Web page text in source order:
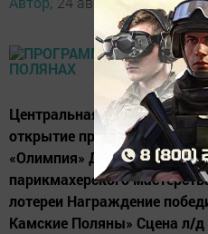
Центральная концертная
открытие праздника
«Олимпия» Дневная
парикмахерского
лотереи Награждение
Камские Поляны» Сцена л/